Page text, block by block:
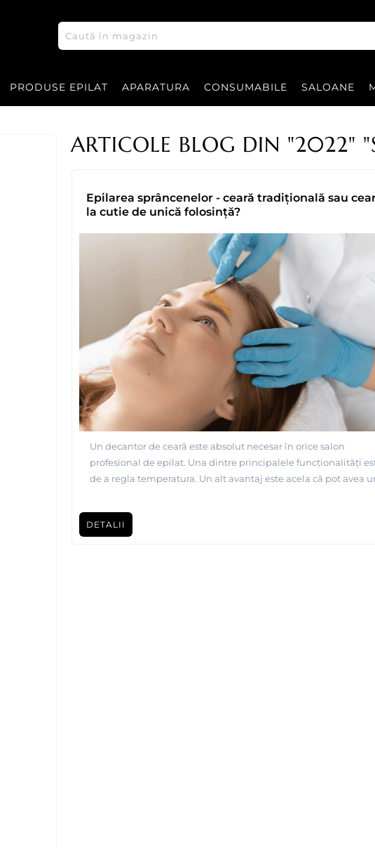
PRODUSE EPILAT APARATURA CONSUMABILE SALOANE
ARTICOLE BLOG DIN "2022"
Epilarea sprâncenelor - ceară tradițională sau
la cutie de unică folosință?
Un decantor de ceară este absolut necesar în orice salon
profesional de epilat. Una dintre principalele funcționalități
de a regla temperatura. Un alt avantaj este acela că pot avea
mai multe formule de ceară în timpul unei sesiuni de epilare.
DETALII